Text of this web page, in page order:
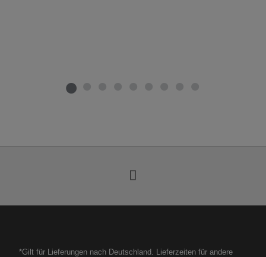
*Gilt für Lieferungen nach Deutschland. Lieferzeiten für andere